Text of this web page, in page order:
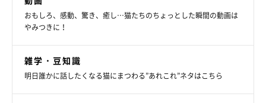
おもしろ、感動、驚き、癒し…猫たちのちょっとした瞬間の動画は
やみつきに！
雑学・豆知識
明日誰かに話したくなる猫にまつわる”あれこれ”ネタはこちら